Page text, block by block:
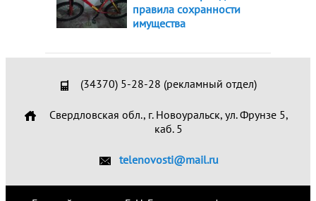
правила сохранности
имущества
(34370) 5-28-28 (рекламный отдел)
Свердловская обл., г. Новоуральск, ул. Фрунзе 5,
каб. 5
telenovosti@mail.ru